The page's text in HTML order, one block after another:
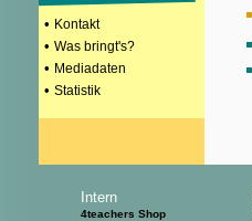
• Kontakt
• Was bringt's?
• Mediadaten
• Statistik
Intern
4teachers Shop